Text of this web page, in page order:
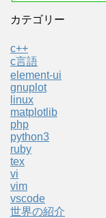
カテゴリー
c++
c言語
element-ui
gnuplot
linux
matplotlib
php
python3
ruby
tex
vi
vim
vscode
世界の紹介